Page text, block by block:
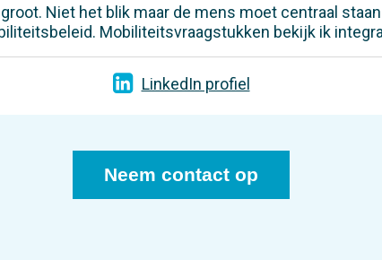
Niet het blik maar de mens moet centraal
Mobiliteitsvraagstukken bekijk ik
LinkedIn profiel
Neem contact op